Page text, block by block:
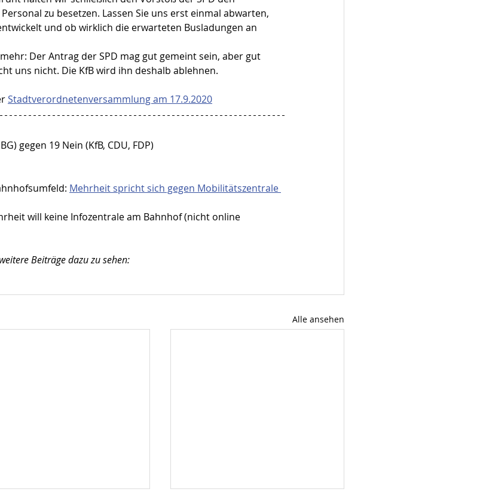
zu besetzen. Lassen Sie uns erst einmal abwarten,
und ob wirklich die erwarteten Busladungen an
Der Antrag der SPD mag gut gemeint sein, aber gut
uns nicht. Die KfB wird ihn deshalb ablehnen.
Stadtverordnetenversammlung am 17.9.2020
gegen 19 Nein (KfB, CDU, FDP)
Mehrheit spricht sich gegen Mobilitätszentrale
will keine Infozentrale am Bahnhof (nicht online
Beiträge dazu zu sehen:
Alle ansehen